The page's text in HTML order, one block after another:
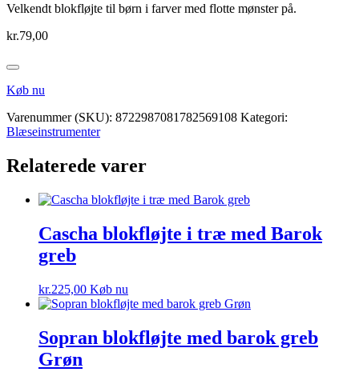
Velkendt blokfløjte til børn i farver med flotte mønster på.
kr.79,00
Køb nu
Varenummer (SKU): 8722987081782569108 Kategori:
Blæseinstrumenter
Relaterede varer
Cascha blokfløjte i træ med Barok
greb
kr.225,00 Køb nu
Sopran blokfløjte med barok greb
Grøn